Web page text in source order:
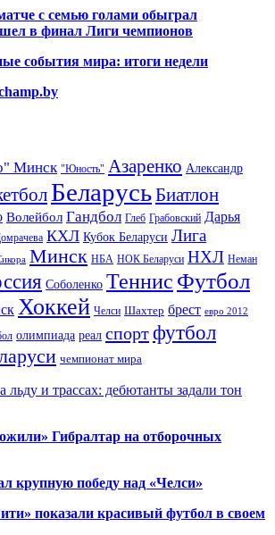
с семью голами обыграл
в финал Лиги чемпионов
события мира: итоги недели
Минск "Юность" Азаренко Александр
БеларусьБиатлон
Волейбол Гандбол Глеб Грабовский Дарья
КХЛ Кубок Беларуси Лига
Минск НБА НОК Беларуси НХЛ Неман
Соболенко Теннис Футбол
Хоккей Челси Шахтер брест евро 2012
олимпиада реал спортфутбол
чемпионат мира
льду и трассах: дебютанты задали тон
Гибралтар на отборочных
крупную победу над «Челси»
показали красивый футбол в своем